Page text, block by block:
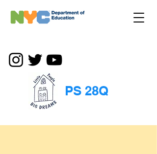
PS 28Q